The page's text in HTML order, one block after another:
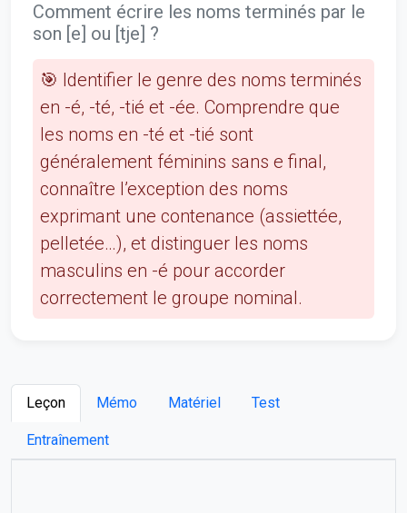
Comment écrire les noms terminés par le
son [e] ou [tje] ?
🎯 Identifier le genre des noms terminés
en -é, -té, -tié et -ée. Comprendre que
les noms en -té et -tié sont
généralement féminins sans e final,
connaître l’exception des noms
exprimant une contenance (assiettée,
pelletée…), et distinguer les noms
masculins en -é pour accorder
correctement le groupe nominal.
Leçon Mémo Matériel Test
Entraînement